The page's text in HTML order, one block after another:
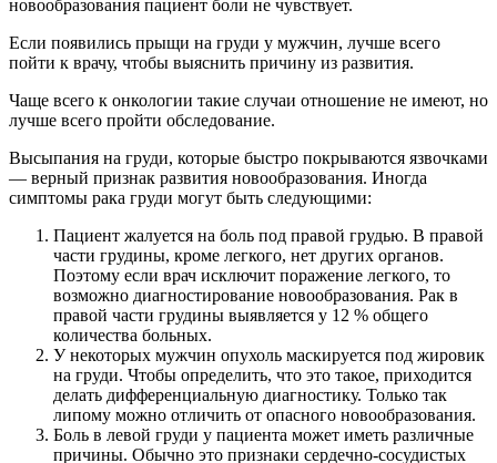
новообразования пациент боли не чувствует.
Если появились прыщи на груди у мужчин, лучше всего
пойти к врачу, чтобы выяснить причину из развития.
Чаще всего к онкологии такие случаи отношение не имеют, но
лучше всего пройти обследование.
Высыпания на груди, которые быстро покрываются язвочками
— верный признак развития новообразования. Иногда
симптомы рака груди могут быть следующими:
Пациент жалуется на боль под правой грудью. В правой
части грудины, кроме легкого, нет других органов.
Поэтому если врач исключит поражение легкого, то
возможно диагностирование новообразования. Рак в
правой части грудины выявляется у 12 % общего
количества больных.
У некоторых мужчин опухоль маскируется под жировик
на груди. Чтобы определить, что это такое, приходится
делать дифференциальную диагностику. Только так
липому можно отличить от опасного новообразования.
Боль в левой груди у пациента может иметь различные
причины. Обычно это признаки сердечно-сосудистых